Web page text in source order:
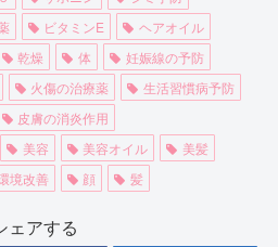
ビタミンE
ヘアオイル
乾燥 体
妊娠線の予防
火傷の治療薬
生活習慣病予防
皮膚の消炎作用
美容 美容オイル
美髪
境改善 顔 髪
ェアする